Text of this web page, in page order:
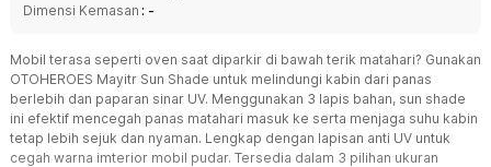
Dimensi Kemasan : -
Mobil terasa seperti oven saat diparkir di bawah terik matahari? Gunakan
OTOHEROES Mayitr Sun Shade untuk melindungi kabin dari panas
berlebih dan paparan sinar UV. Menggunakan 3 lapis bahan, sun shade
ini efektif mencegah panas matahari masuk ke serta menjaga suhu kabin
tetap lebih sejuk dan nyaman. Lengkap dengan lapisan anti UV untuk
cegah warna imterior mobil pudar. Tersedia dalam 3 pilihan ukuran